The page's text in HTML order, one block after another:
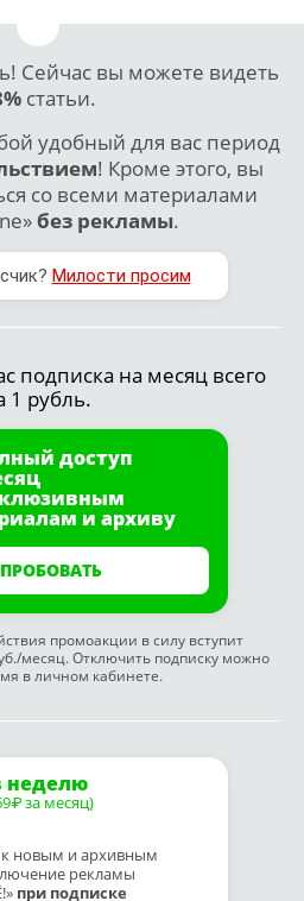
Сейчас вы можете видеть
статьи.
удобный для вас период
! Кроме этого, вы
со всеми материалами
без рекламы.
Милости просим
подписка на месяц всего
1 рубль.
доступ
и архиву
промоакции в силу вступит
месяц. Отключить подписку можно
в личном кабинете.
неделю
₽ за месяц)
к новым и архивным
рекламы
при подписке